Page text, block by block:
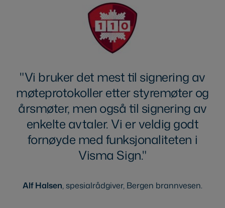
Vi bruker det mest til signering av
møteprotokoller etter styremøter og
årsmøter, men også til signering av
enkelte avtaler. Vi er veldig godt
fornøyde med funksjonaliteten i
Visma Sign.
Alf Halsen, spesialrådgiver, Bergen brannvesen.